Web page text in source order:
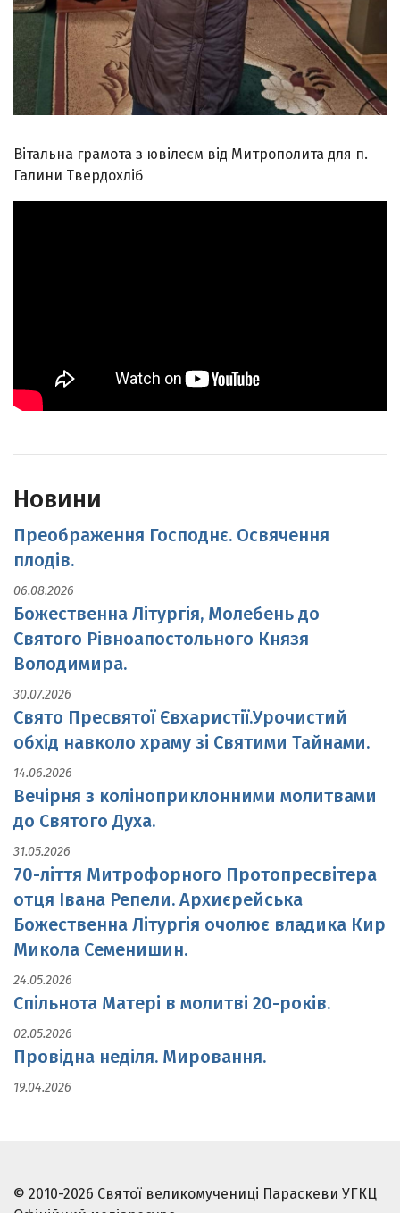
Вітальна грамота з ювілеєм від Митрополита для п.
Галини Твердохліб
Новини
Преображення Господнє. Освячення
плодів.
06.08.2026
Божественна Літургія, Молебень до
Святого Рівноапостольного Князя
Володимира.
30.07.2026
Свято Пресвятої Євхаристії.Урочистий
обхід навколо храму зі Святими Тайнами.
14.06.2026
Вечірня з коліноприклонними молитвами
до Святого Духа.
31.05.2026
70-ліття Митрофорного Протопресвітера
отця Івана Репели. Архиєрейська
Божественна Літургія очолює владика Кир
Микола Семенишин.
24.05.2026
Спільнота Матері в молитві 20-років.
02.05.2026
Провідна неділя. Мировання.
19.04.2026
© 2010-2026 Святої великомучениці Параскеви УГКЦ